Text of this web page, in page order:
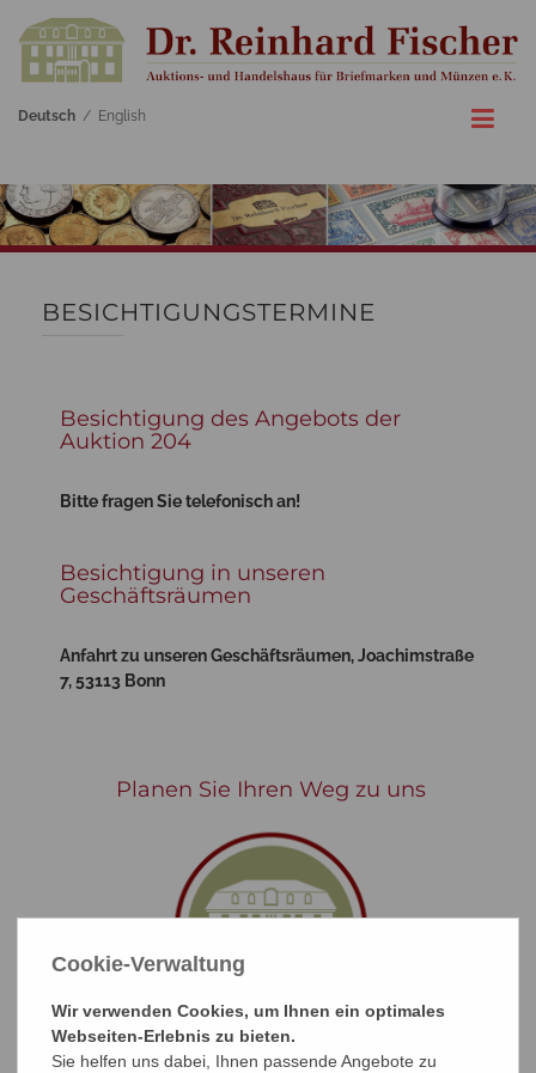
Deutsch / English
BESICHTIGUNGSTERMINE
Besichtigung des Angebots der
Auktion 204
Bitte fragen Sie telefonisch an!
Besichtigung in unseren
Geschäftsräumen
Anfahrt zu unseren Geschäftsräumen, Joachimstraße
7, 53113 Bonn
Planen Sie Ihren Weg zu uns
Cookie-Verwaltung
Wir verwenden Cookies, um Ihnen ein optimales
Webseiten-Erlebnis zu bieten.
Sie helfen uns dabei, Ihnen passende Angebote zu